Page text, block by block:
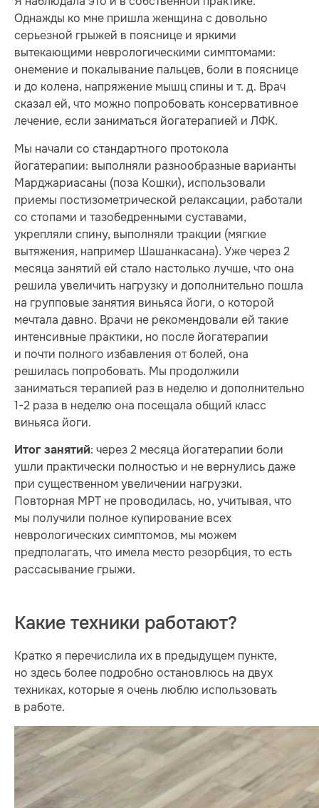
Однажды ко мне пришла женщина с довольно
серьезной грыжей в пояснице и яркими
вытекающими неврологическими симптомами:
онемение и покалывание пальцев, боли в пояснице
и до колена, напряжение мышц спины и т. д. Врач
сказал ей, что можно попробовать консервативное
лечение, если заниматься йогатерапией и ЛФК.
Мы начали со стандартного протокола
йогатерапии: выполняли разнообразные варианты
Марджариасаны (поза Кошки), использовали
приемы постизометрической релаксации, работали
со стопами и тазобедренными суставами,
укрепляли спину, выполняли тракции (мягкие
вытяжения, например Шашанкасана). Уже через 2
месяца занятий ей стало настолько лучше, что она
решила увеличить нагрузку и дополнительно пошла
на групповые занятия виньяса йоги, о которой
мечтала давно. Врачи не рекомендовали ей такие
интенсивные практики, но после йогатерапии
и почти полного избавления от болей, она
решилась попробовать. Мы продолжили
заниматься терапией раз в неделю и дополнительно
1-2 раза в неделю она посещала общий класс
виньяса йоги.
Итог занятий: через 2 месяца йогатерапии боли
ушли практически полностью и не вернулись даже
при существенном увеличении нагрузки.
Повторная МРТ не проводилась, но, учитывая, что
мы получили полное купирование всех
неврологических симптомов, мы можем
предполагать, что имела место резорбция, то есть
рассасывание грыжи.
Какие техники работают?
Кратко я перечислила их в предыдущем пункте,
но здесь более подробно остановлюсь на двух
техниках, которые я очень люблю использовать
в работе.